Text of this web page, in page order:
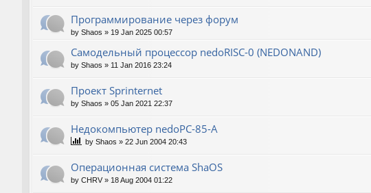
Программирование через форум
by Shaos » 19 Jan 2025 00:57
Самодельный процессор nedoRISC-0 (NEDONAND)
by Shaos » 11 Jan 2016 23:24
Проект Sprinternet
by Shaos » 05 Jan 2021 22:37
Недокомпьютер nedoPC-85-A
by Shaos » 22 Jun 2004 20:43
Операционная система ShaOS
by CHRV » 18 Aug 2004 01:22